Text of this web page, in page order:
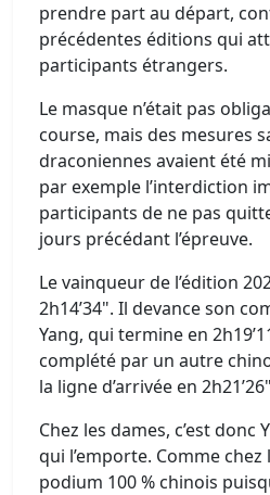
prendre part au départ,
précédentes éditions qui
participants étrangers.
Le masque n’était pas
course, mais des mesures
draconiennes avaient été
par exemple l’interdiction
participants de ne pas
jours précédant l’épreuve.
Le vainqueur de l’édition
2h14’34". Il devance son
Yang, qui termine en
complété par un autre
la ligne d’arrivée en
Chez les dames, c’est donc
qui l’emporte. Comme chez
podium 100 % chinois